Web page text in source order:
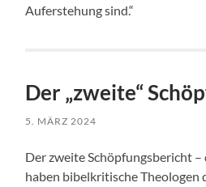
Auferstehung sind.“
Der „zweite“
5. MÄRZ 2024
Der zweite Schöpfungsbericht –
haben bibelkritische Theologen